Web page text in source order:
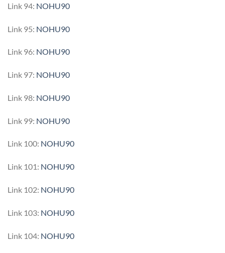
Link 94: NOHU90
Link 95: NOHU90
Link 96: NOHU90
Link 97: NOHU90
Link 98: NOHU90
Link 99: NOHU90
Link 100: NOHU90
Link 101: NOHU90
Link 102: NOHU90
Link 103: NOHU90
Link 104: NOHU90